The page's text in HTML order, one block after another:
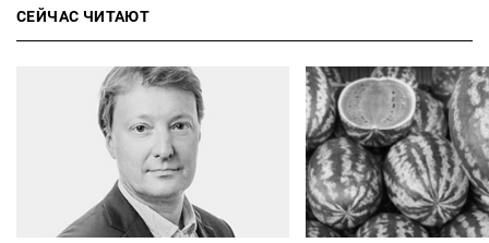
СЕЙЧАС ЧИТАЮТ